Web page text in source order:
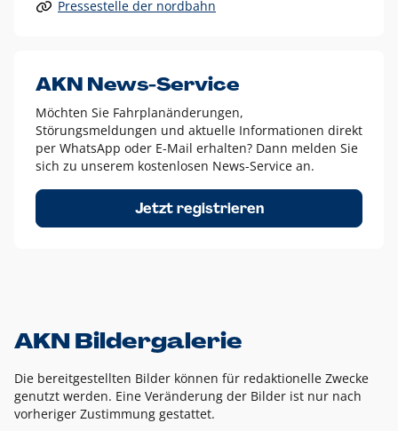
Alle anderen Logo-Varianten dürfen nur in Ausnahmefällen
Diese Ausnahmen sind zum Beispiel:
dem AKN Blau,
weißes Logo auf Fotohintergründen,
schwarzes Logo für reine Schwarz-Weiß-Umsetzungen
Um das Logo herum muss ein Schutzraum von jeweils einer
Höhe bzw. Breite des N aus AKN in alle Richtungen
Pressestelle der nordbahn
AKN News-Service
Möchten Sie Fahrplanänderungen,
Störungsmeldungen und aktuelle Informationen direkt
per WhatsApp oder E-Mail erhalten? Dann melden Sie
sich zu unserem kostenlosen News-Service an.
Jetzt registrieren
AKN Bildergalerie
Die bereitgestellten Bilder können für redaktionelle Zwecke
genutzt werden. Eine Veränderung der Bilder ist nur nach
vorheriger Zustimmung gestattet.